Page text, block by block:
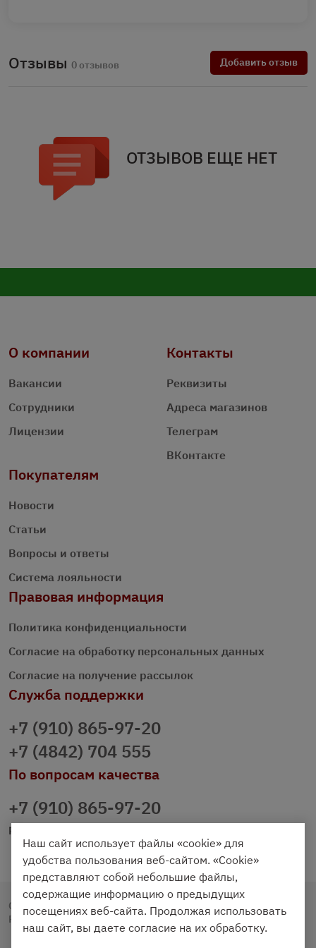
Отзывы 0 отзывов Добавить отзыв
ОТЗЫВОВ ЕЩЕ НЕТ
О компании
Вакансии
Сотрудники
Лицензии
Контакты
Реквизиты
Адреса магазинов
Телеграм
ВКонтакте
Покупателям
Новости
Статьи
Вопросы и ответы
Система лояльности
Правовая информация
Политика конфиденциальности
Согласие на обработку персональных данных
Согласие на получение рассылок
Служба поддержки
+7 (910) 865-97-20
+7 (4842) 704 555
По вопросам качества
+7 (910) 865-97-20
prazdnichniy40@palmi.ru
Copyright © 2020 - 2026. Праздничный Стол.
Разработка и продвижение - Vegas Studio
Наш сайт использует файлы «cookie» для
удобства пользования веб-сайтом. «Cookie»
представляют собой небольшие файлы,
содержащие информацию о предыдущих
посещениях веб-сайта. Продолжая использовать
наш сайт, вы даете согласие на их обработку.